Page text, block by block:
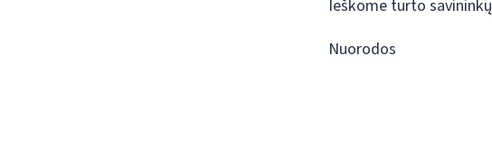
Ieškome turto savininkų
Nuorodos